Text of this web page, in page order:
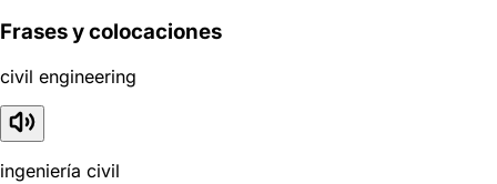
Frases y colocaciones
civil engineering
ingeniería civil